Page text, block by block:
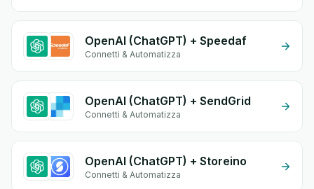
OpenAI (ChatGPT) + Speedaf
Connetti & Automatizza
OpenAI (ChatGPT) + SendGrid
Connetti & Automatizza
OpenAI (ChatGPT) + Storeino
Connetti & Automatizza